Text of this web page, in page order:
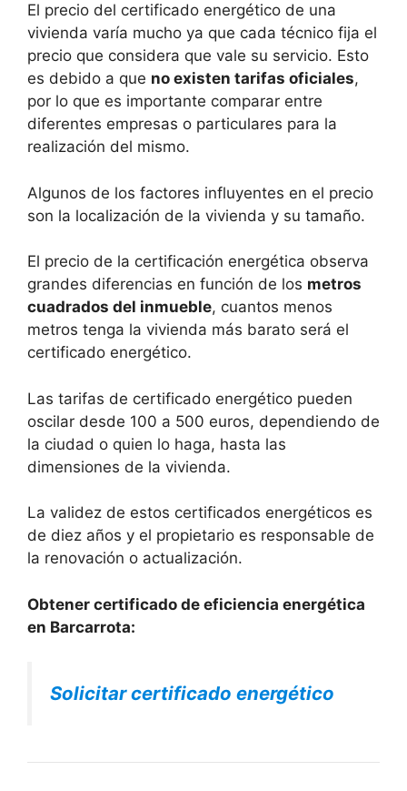
El precio del certificado energético de una
vivienda varía mucho ya que cada técnico fija el
precio que considera que vale su servicio. Esto
es debido a que no existen tarifas oficiales,
por lo que es importante comparar entre
diferentes empresas o particulares para la
realización del mismo.
Algunos de los factores influyentes en el precio
son la localización de la vivienda y su tamaño.
El precio de la certificación energética observa
grandes diferencias en función de los metros
cuadrados del inmueble, cuantos menos
metros tenga la vivienda más barato será el
certificado energético.
Las tarifas de certificado energético pueden
oscilar desde 100 a 500 euros, dependiendo de
la ciudad o quien lo haga, hasta las
dimensiones de la vivienda.
La validez de estos certificados energéticos es
de diez años y el propietario es responsable de
la renovación o actualización.
Obtener certificado de eficiencia energética
en Barcarrota:
Solicitar certificado energético